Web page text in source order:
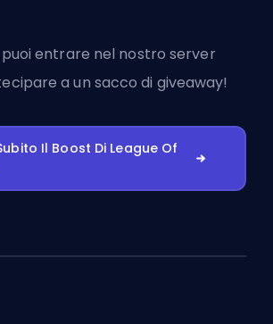
entrare nel nostro server
a un sacco di giveaway!
Il Boost Di League Of